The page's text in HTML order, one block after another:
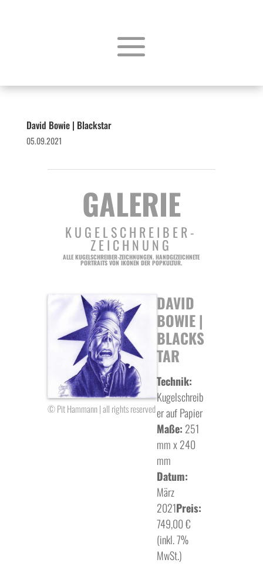
David Bowie | Blackstar
05.09.2021
GALERIE
KUGELSCHREIBER-
ZEICHNUNG
ALLE KUGELSCHREIBER-ZEICHNUNGEN. HANDGEZEICHNETE
PORTRAITS VON IKONEN DER POPKULTUR.
© Pit Hammann | all rights reserved
DAVID
BOWIE |
BLACKS
TAR
Technik:
Kugelschreib
er auf Papier
Maße: 251
mm x 240
mm
Datum:
März
2021Preis:
749,00 €
(inkl. 7%
MwSt.)